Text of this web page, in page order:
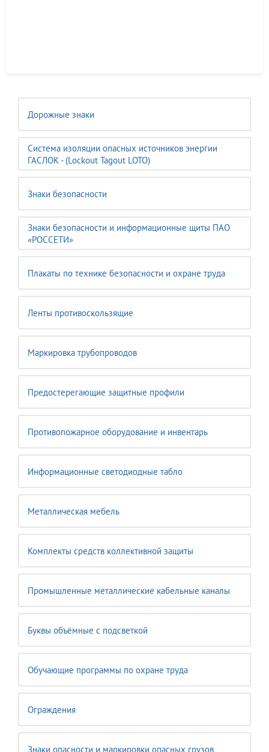
Дорожные знаки
Система изоляции опасных источников энергии
ГАСЛОК - (Lockout Tagout LOTO)
Знаки безопасности
Знаки безопасности и информационные щиты ПАО
«РОССЕТИ»
Плакаты по технике безопасности и охране труда
Ленты противоскользящие
Маркировка трубопроводов
Предостерегающие защитные профили
Противопожарное оборудование и инвентарь
Информационные светодиодные табло
Металлическая мебель
Комплекты средств коллективной защиты
Промышленные металлические кабельные каналы
Буквы объёмные с подсветкой
Обучающие программы по охране труда
Ограждения
Знаки опасности и маркировки опасных грузов